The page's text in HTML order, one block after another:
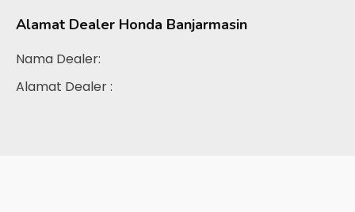
Alamat Dealer Honda Banjarmasin
Nama Dealer:
Alamat Dealer :